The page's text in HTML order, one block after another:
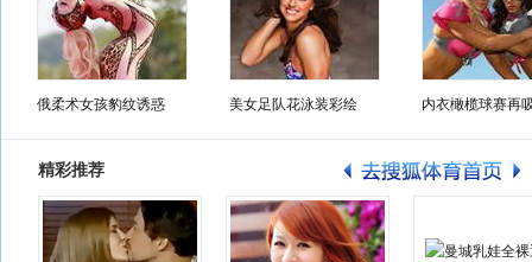
俄柔术女孩豹纹诱惑 美女足队花泳装彩绘 内衣橄榄球赛再
精彩推荐